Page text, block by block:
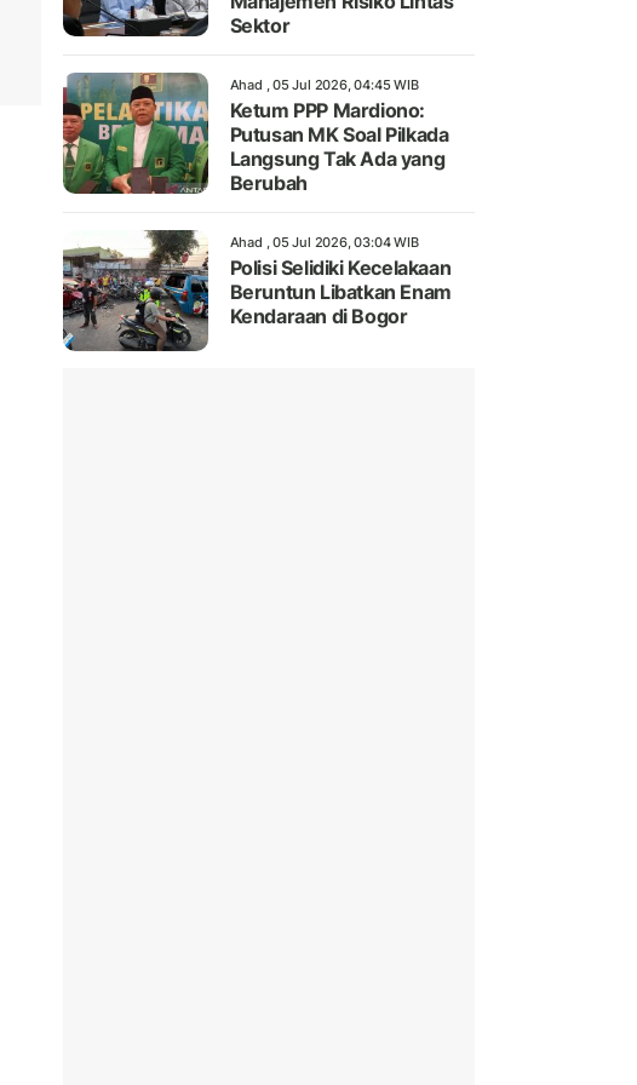
Sektor
Ahad , 05 Jul 2026, 04:45 WIB
Ketum PPP Mardiono:
Putusan MK Soal Pilkada
Langsung Tak Ada yang
Berubah
Ahad , 05 Jul 2026, 03:04 WIB
Polisi Selidiki Kecelakaan
Beruntun Libatkan Enam
Kendaraan di Bogor